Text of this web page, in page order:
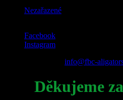
Nezařazené
Facebook
Instagram
info@fbc-
Děkujeme